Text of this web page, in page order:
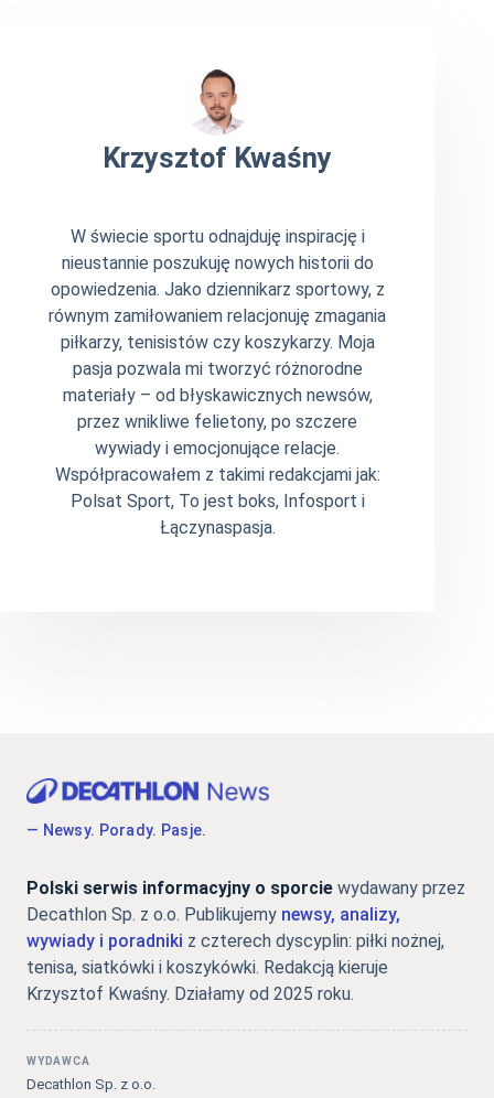
Krzysztof Kwaśny
W świecie sportu odnajduję inspirację i
nieustannie poszukuję nowych historii do
opowiedzenia. Jako dziennikarz sportowy, z
równym zamiłowaniem relacjonuję zmagania
piłkarzy, tenisistów czy koszykarzy. Moja
pasja pozwala mi tworzyć różnorodne
materiały – od błyskawicznych newsów,
przez wnikliwe felietony, po szczere
wywiady i emocjonujące relacje.
Współpracowałem z takimi redakcjami jak:
Polsat Sport, To jest boks, Infosport i
Łączynaspasja.
— Newsy. Porady. Pasje.
Polski serwis informacyjny o sporcie wydawany przez
Decathlon Sp. z o.o. Publikujemy newsy, analizy,
wywiady i poradniki z czterech dyscyplin: piłki nożnej,
tenisa, siatkówki i koszykówki. Redakcją kieruje
Krzysztof Kwaśny. Działamy od 2025 roku.
WYDAWCA
Decathlon Sp. z o.o.